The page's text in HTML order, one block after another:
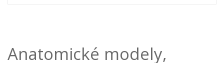
Anatomické modely,